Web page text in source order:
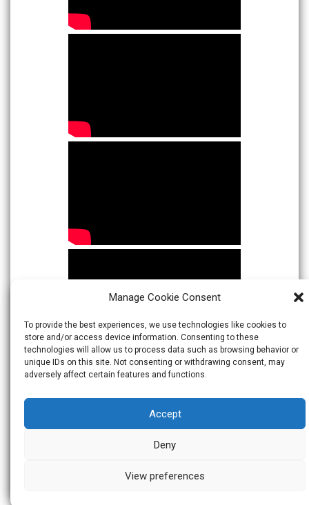
Manage Cookie Consent
To provide the best experiences, we use technologies like cookies to
store and/or access device information. Consenting to these
technologies will allow us to process data such as browsing behavior or
unique IDs on this site. Not consenting or withdrawing consent, may
adversely affect certain features and functions.
Accept
Deny
View preferences